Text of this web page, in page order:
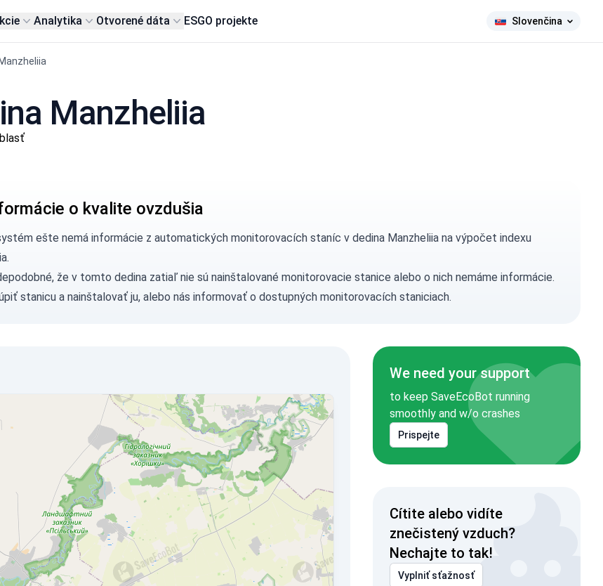
Analytika Otvorené dáta ESGO projekte Slovenčina
Manzheliia
o kvalite ovzdušia
ešte nemá informácie z automatických monitorovacích staníc v dedina Manzheliia na výpočet indexu
že v tomto dedina zatiaľ nie sú nainštalované monitorovacie stanice alebo o nich nemáme informácie.
stanicua nainštalovať ju, alebo nás informovaťo dostupných monitorovacích staniciach.
We need your support
to keep SaveEcoBot running
smoothly and w/o crashes
Prispejte
Cítite alebo vidíte
znečistený vzduch?
Nechajte to tak!
Vyplniť sťažnosť